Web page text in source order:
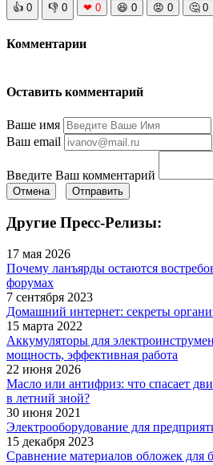
👍 0 👎 0 ❤ 0 😆 0 😡 0 🤔 0
Комментарии
Оставить комментарий
Ваше имя
Ваш email
Введите Ваш комментарий
Отмена Отправить
Другие Пресс-Релизы:
17 мая 2026
Почему ланъярды остаются
форумах
7 сентября 2023
Домашний интернет: секреты
15 марта 2022
Аккумуляторы для
мощность, эффективная работа
22 июня 2026
Масло или антифриз: что спасает
в летний зной?
30 июня 2021
Электрооборудование для
15 декабря 2023
Сравнение материалов обложек для